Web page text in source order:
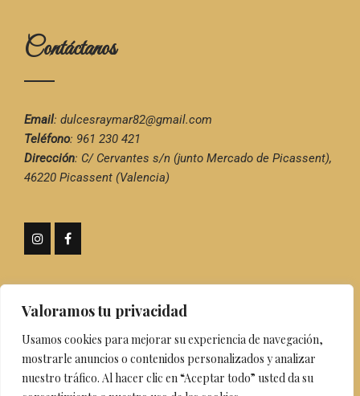
Valoramos tu privacidad
Usamos cookies para mejorar su experiencia de navegación,
mostrarle anuncios o contenidos personalizados y analizar
nuestro tráfico. Al hacer clic en “Aceptar todo” usted da su
Contáctanos
Email: dulcesraymar82@gmail.com
Teléfono: 961 230 421
Dirección: C/ Cervantes s/n (junto Mercado de Picassent),
46220 Picassent (Valencia)
Picassent
Aviso legal y Privacidad|Accesibilidad| Diseñado por